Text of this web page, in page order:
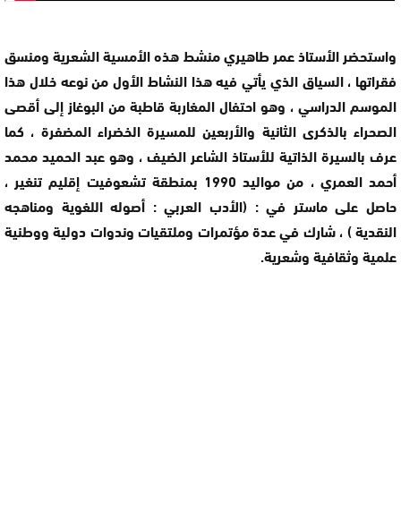
واستحضر الأستاذ عمر طاهيري منشط هذه الأمسية الشعرية ومنسق
فقراتها ، السياق الذي يأتي فيه هذا النشاط الأول من نوعه خلال هذا
الموسم الدراسي ، وهو احتفال المغاربة قاطبة من البوغاز إلى أقصى
الصحراء بالذكرى الثانية والأربعين للمسيرة الخضراء المضفرة ، كما
عرف بالسيرة الذاتية للأستاذ الشاعر الضيف ، وهو عبد الحميد محمد
أحمد العمري ، من مواليد 1990 بمنطقة تشعوفيت إقليم تنغير ،
حاصل على ماستر في : (الأدب العربي : أصوله اللغوية ومناهجه
النقدية ) ، شارك في عدة مؤتمرات وملتقيات وندوات دولية ووطنية
علمية وثقافية وشعرية.